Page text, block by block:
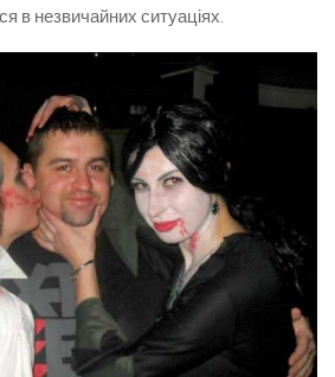
в незвичайних ситуаціях.